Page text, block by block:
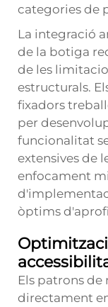
categories de
La integració
de la botiga
de les
estructurals.
fixadors
per
funcionalitat
extensives de
enfocament
òptims
Els patrons
directament